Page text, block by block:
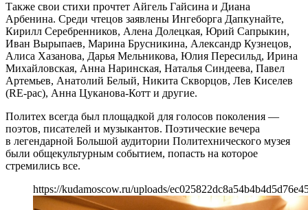
Также свои стихи прочтет Айгель Гайсина и Диана
Арбенина. Среди чтецов заявлены Ингеборга Дапкунайте,
Кирилл Серебренников, Алена Долецкая, Юрий Сапрыкин,
Иван Вырыпаев, Марина Брусникина, Александр Кузнецов,
Алиса Хазанова, Дарья Мельникова, Юлия Пересильд, Ирина
Михайловская, Анна Наринская, Наталья Синдеева, Павел
Артемьев, Анатолий Белый, Никита Скворцов, Лев Киселев
(RE-pac), Анна Цуканова-Котт и другие.
Политех всегда был площадкой для голосов поколения —
поэтов, писателей и музыкантов. Поэтические вечера
в легендарной Большой аудитории Политехнического музея
были общекультурным событием, попасть на которое
стремились все.
https://kudamoscow.ru/uploads/